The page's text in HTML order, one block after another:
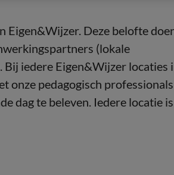
Eigen&Wijzer. Deze belofte
(lokale
iedere Eigen&Wijzer locaties
onze pedagogisch
dag te beleven. Iedere locatie is